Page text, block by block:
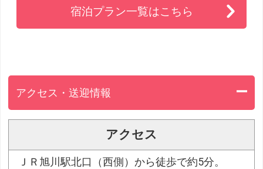
宿泊プラン一覧はこちら
アクセス・送迎情報
アクセス
ＪＲ旭川駅北口（西側）から徒歩で約5分。